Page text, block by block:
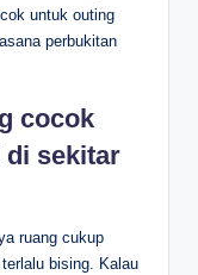
untuk outing
perbukitan
cocok
di sekitar
ruang cukup
bising. Kalau